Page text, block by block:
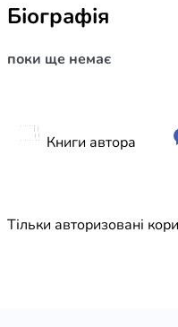
Біографія
поки ще немає
Книги автора
Тільки авторизовані